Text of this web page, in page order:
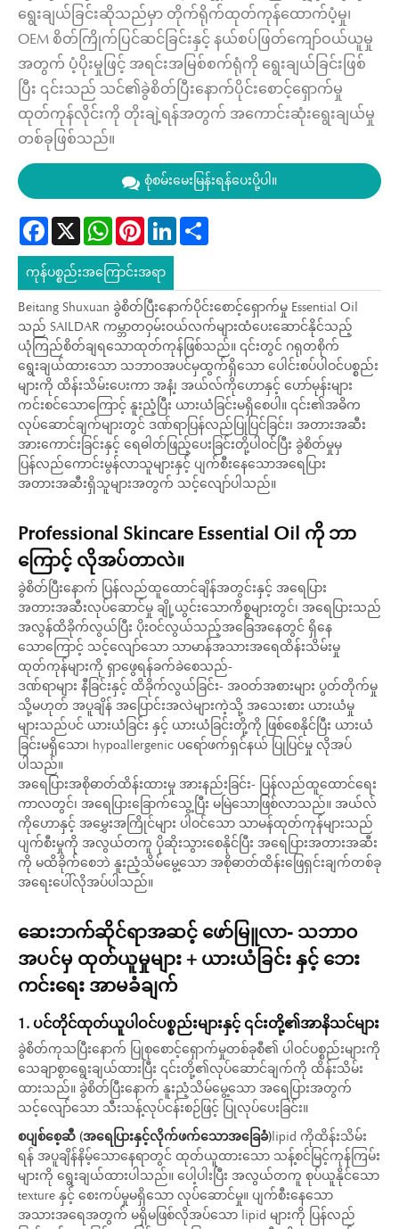
ရွေးချယ်ခြင်းဆိုသည်မှာ တိုက်ရိုက်ထုတ်ကုန်ထောက်ပံ့မှု၊
OEM စိတ်ကြိုက်ပြင်ဆင်ခြင်းနှင့် နယ်စပ်ဖြတ်ကျော်ဝယ်ယူမှု
အတွက် ပံ့ပိုးမှုဖြင့် အရင်းအမြစ်စက်ရုံကို ရွေးချယ်ခြင်းဖြစ်
ပြီး ၎င်းသည် သင်၏ခွဲစိတ်ပြီးနောက်ပိုင်းစောင့်ရှောက်မှု
ထုတ်ကုန်လိုင်းကို တိုးချဲ့ရန်အတွက် အကောင်းဆုံးရွေးချယ်မှု
တစ်ခုဖြစ်သည်။
စုံစမ်းမေးမြန်းရန်ပေးပို့ပါ။
Facebook
X WhatsAppPinterestLinkedIn
ကုန်ပစ္စည်းအကြောင်းအရာ
Beitang Shuxuan ခွဲစိတ်ပြီးနောက်ပိုင်းစောင့်ရှောက်မှု Essential Oil
သည် SAILDAR ကမ္ဘာတဝှမ်းဝယ်လက်များထံပေးဆောင်နိုင်သည့်
ယုံကြည်စိတ်ချရသောထုတ်ကုန်ဖြစ်သည်။ ၎င်းတွင် ဂရုတစိုက်
ရွေးချယ်ထားသော သဘာဝအပင်မှထွက်ရှိသော ပေါင်းစပ်ပါဝင်ပစ္စည်း
များကို ထိန်းသိမ်းပေးကာ အနံ့၊ အယ်လ်ကိုဟောနှင့် ဟော်မုန်းများ
ကင်းစင်သောကြောင့် နူးညံ့ပြီး ယားယံခြင်းမရှိစေပါ။ ၎င်း၏အဓိက
လုပ်ဆောင်ချက်များတွင် ဒဏ်ရာပြန်လည်ပြုပြင်ခြင်း၊ အတားအဆီး
အားကောင်းခြင်းနှင့် ရေဓါတ်ဖြည့်ပေးခြင်းတို့ပါဝင်ပြီး ခွဲစိတ်မှုမှ
ပြန်လည်ကောင်းမွန်လာသူများနှင့် ပျက်စီးနေသောအရေပြား
အတားအဆီးရှိသူများအတွက် သင့်လျော်ပါသည်။
Professional Skincare Essential Oil ကို ဘာ
ကြောင့် လိုအပ်တာလဲ။
ခွဲစိတ်ပြီးနောက် ပြန်လည်ထူထောင်ချိန်အတွင်းနှင့် အရေပြား
အတားအဆီးလုပ်ဆောင်မှု ချို့ယွင်းသောကိစ္စများတွင်၊ အရေပြားသည်
အလွန်ထိခိုက်လွယ်ပြီး ပိုးဝင်လွယ်သည့်အခြေအနေတွင် ရှိနေ
သောကြောင့် သင့်လျော်သော သာမာန်အသားအရေထိန်းသိမ်းမှု
ထုတ်ကုန်များကို ရှာဖွေရန်ခက်ခဲစေသည်-
ဒဏ်ရာများ နီခြင်းနှင့် ထိခိုက်လွယ်ခြင်း- အဝတ်အစားများ ပွတ်တိုက်မှု
သို့မဟုတ် အပူချိန် အပြောင်းအလဲများကဲ့သို့ အသေးစား ယားယံမှု
များသည်ပင် ယားယံခြင်း နှင့် ယားယံခြင်းတို့ကို ဖြစ်စေနိုင်ပြီး ယားယံ
ခြင်းမရှိသော၊ hypoallergenic ပရော်ဖက်ရှင်နယ် ပြုပြင်မှု လိုအပ်
ပါသည်။
အရေပြားအစိုဓာတ်ထိန်းထားမှု အားနည်းခြင်း- ပြန်လည်ထူထောင်ရေး
ကာလတွင်၊ အရေပြားခြောက်သွေ့ပြီး မမြဲသောဖြစ်လာသည်။ အယ်လ်
ကိုဟောနှင့် အမွှေးအကြိုင်များ ပါဝင်သော သာမန်ထုတ်ကုန်များသည်
ပျက်စီးမှုကို အလွယ်တကူ ပိုဆိုးသွားစေနိုင်ပြီး အရေပြားအတားအဆီး
ကို မထိခိုက်စေဘဲ နူးညံ့သိမ်မွေ့သော အစိုဓာတ်ထိန်းဖြေရှင်းချက်တစ်ခု
အရေးပေါ်လိုအပ်ပါသည်။
ဆေးဘက်ဆိုင်ရာအဆင့် ဖော်မြူလာ- သဘာဝ
အပင်မှ ထုတ်ယူမှုများ + ယားယံခြင်း နှင့် ဘေး
ကင်းရေး အာမခံချက်
1. ပင်တိုင်ထုတ်ယူပါဝင်ပစ္စည်းများနှင့် ၎င်းတို့၏အာနိသင်များ
ခွဲစိတ်ကုသပြီးနောက် ပြုစုစောင့်ရှောက်မှုတစ်ခုစီ၏ ပါဝင်ပစ္စည်းများကို
သေချာစွာရွေးချယ်ထားပြီး ၎င်းတို့၏လုပ်ဆောင်ချက်ကို ထိန်းသိမ်း
ထားသည်။ ခွဲစိတ်ပြီးနောက် နူးညံ့သိမ်မွေ့သော အရေပြားအတွက်
သင့်လျော်သော သီးသန့်လုပ်ငန်းစဉ်ဖြင့် ပြုလုပ်ပေးခြင်း။
စပျစ်စေ့ဆီ (အရေပြားနှင့်လိုက်ဖက်သောအခြေခံ)lipid ကိုထိန်းသိမ်း
ရန် အပူချိန်နိမ့်သောနေရာတွင် ထုတ်ယူထားသော သန့်စင်မြင့်ကုန်ကြမ်း
များကို ရွေးချယ်ထားပါသည်။ ပေါ့ပါးပြီး အလွယ်တကူ စုပ်ယူနိုင်သော
texture နှင့် စေးကပ်မှုမရှိသော လုပ်ဆောင်မှု။ ပျက်စီးနေသော
အသားအရေအတွက် မရှိမဖြစ်လိုအပ်သော lipid များကို ပြန်လည်